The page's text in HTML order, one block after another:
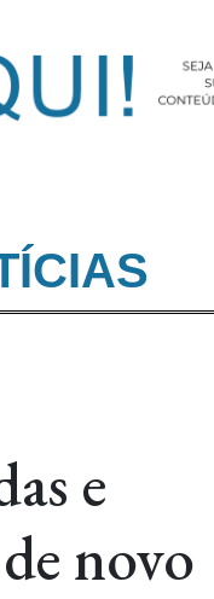
e
novo